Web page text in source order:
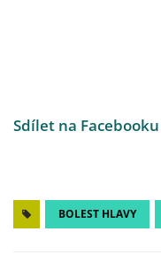
Sdílet na Facebooku
BOLEST HLAVY